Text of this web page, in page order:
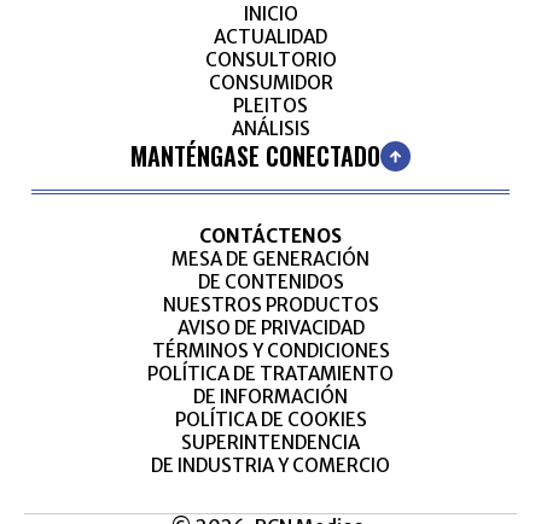
INICIO
ACTUALIDAD
CONSULTORIO
CONSUMIDOR
PLEITOS
ANÁLISIS
MANTÉNGASE CONECTADO
CONTÁCTENOS
MESA DE GENERACIÓN
DE CONTENIDOS
NUESTROS PRODUCTOS
AVISO DE PRIVACIDAD
TÉRMINOS Y CONDICIONES
POLÍTICA DE TRATAMIENTO
DE INFORMACIÓN
POLÍTICA DE COOKIES
SUPERINTENDENCIA
DE INDUSTRIA Y COMERCIO